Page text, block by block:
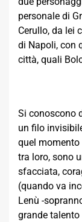
personale di
Cerullo, da lei
di Napoli, con
città, quali
Si conoscono
un filo
quel
tra loro, sono
sfacciata,
(quando va
Lenù -
grande